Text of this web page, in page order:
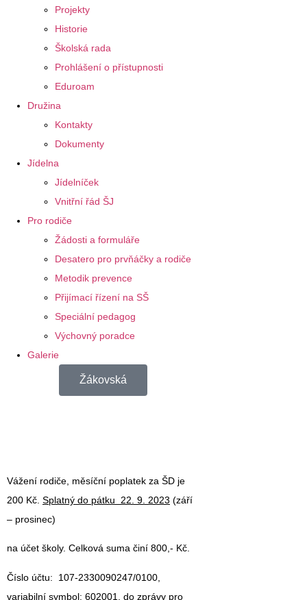
Projekty
Historie
Školská rada
Prohlášení o přístupnosti
Eduroam
Družina
Kontakty
Dokumenty
Jídelna
Jídelníček
Vnitřní řád ŠJ
Pro rodiče
Žádosti a formuláře
Desatero pro prvňáčky a rodiče
Metodik prevence
Přijímací řízení na SŠ
Speciální pedagog
Výchovný poradce
Galerie
Žákovská
Vážení rodiče, měsíční poplatek za ŠD je
200 Kč. Splatný do pátku 22. 9. 2023 (září
– prosinec)
na účet školy. Celková suma činí 800,- Kč.
Číslo účtu: 107-2330090247/0100
variabilní symbol: 602001, do zprávy pro